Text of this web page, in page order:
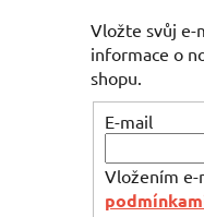
Vložte svůj e-
informace o
shopu.
E-mail
Vložením e-